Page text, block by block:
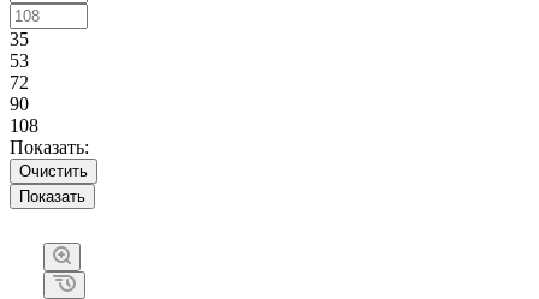
35
53
72
90
108
Показать:
Очистить